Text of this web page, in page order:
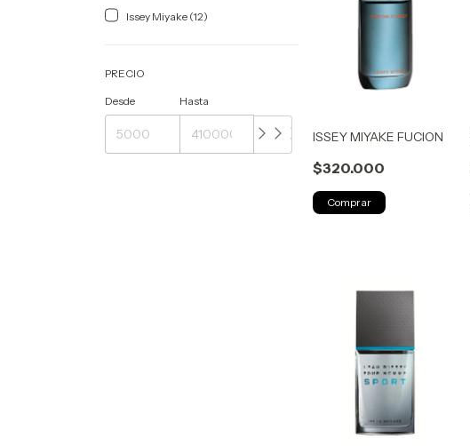
Issey Miyake (12)
PRECIO
Desde Hasta
ISSEY MIYAKE FUCION
$320.000